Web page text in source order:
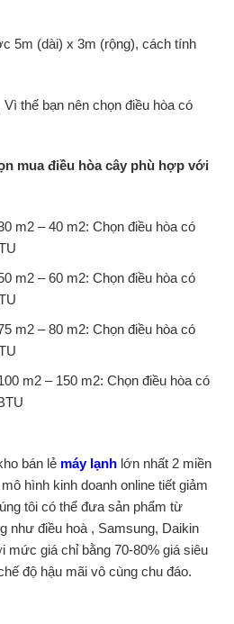
5m (dài) x 3m (rộng), cách tính
thế bạn nên chọn điều hòa có
mua điều hòa cây phù hợp với
m2 – 40 m2: Chọn điều hòa có
m2 – 60 m2: Chọn điều hòa có
m2 – 80 m2: Chọn điều hòa có
m2 – 150 m2: Chọn điều hòa có
bán lẻ máy lạnh lớn nhất 2 miền
hình kinh doanh online tiết giảm
tôi có thể đưa sản phẩm từ
như điều hoà , Samsung, Daikin
mức giá chỉ bằng 70-80% giá siêu
độ hậu mãi vô cùng chu đáo.